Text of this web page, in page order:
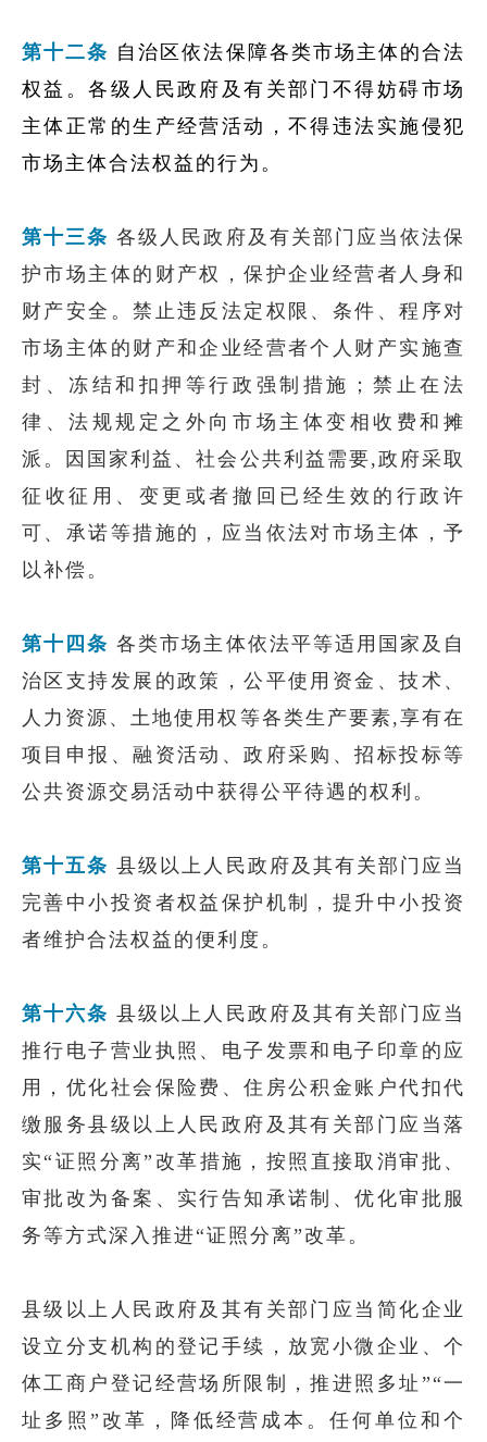
第十二条 自治区依法保障各类市场主体的合法
权益。各级人民政府及有关部门不得妨碍市场
主体正常的生产经营活动，不得违法实施侵犯
市场主体合法权益的行为。
第十三条各级人民政府及有关部门应当依法保
护市场主体的财产权，保护企业经营者人身和
财产安全。禁止违反法定权限、条件、程序对
市场主体的财产和企业经营者个人财产实施查
封、冻结和扣押等行政强制措施；禁止在法
律、法规规定之外向市场主体变相收费和摊
派。因国家利益、社会公共利益需要,政府采取
征收征用、变更或者撤回已经生效的行政许
可、承诺等措施的，应当依法对市场主体，予
以补偿。
第十四条 各类市场主体依法平等适用国家及自
治区支持发展的政策，公平使用资金、技术、
人力资源、土地使用权等各类生产要素,享有在
项目申报、融资活动、政府采购、招标投标等
公共资源交易活动中获得公平待遇的权利。
第十五条 县级以上人民政府及其有关部门应当
完善中小投资者权益保护机制，提升中小投资
者维护合法权益的便利度。
第十六条 县级以上人民政府及其有关部门应当
推行电子营业执照、电子发票和电子印章的应
用，优化社会保险费、住房公积金账户代扣代
缴服务县级以上人民政府及其有关部门应当落
实“证照分离”改革措施，按照直接取消审批、
审批改为备案、实行告知承诺制、优化审批服
务等方式深入推进“证照分离”改革。
县级以上人民政府及其有关部门应当简化企业
设立分支机构的登记手续，放宽小微企业、个
体工商户登记经营场所限制，推进照多址”“一
址多照”改革，降低经营成本。任何单位和个